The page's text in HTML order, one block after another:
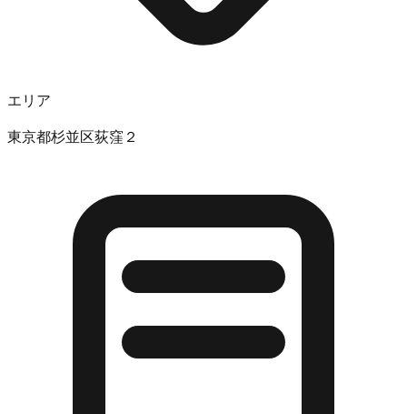
エリア
東京都杉並区荻窪２